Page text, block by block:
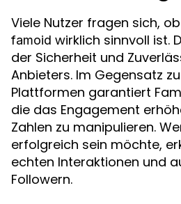
Viele Nutzer fragen sich,
famoid wirklich sinnvoll ist.
der Sicherheit und
Anbieters. Im Gegensatz
Plattformen garantiert
die das Engagement
Zahlen zu manipulieren.
erfolgreich sein möchte,
echten Interaktionen und
Followern.